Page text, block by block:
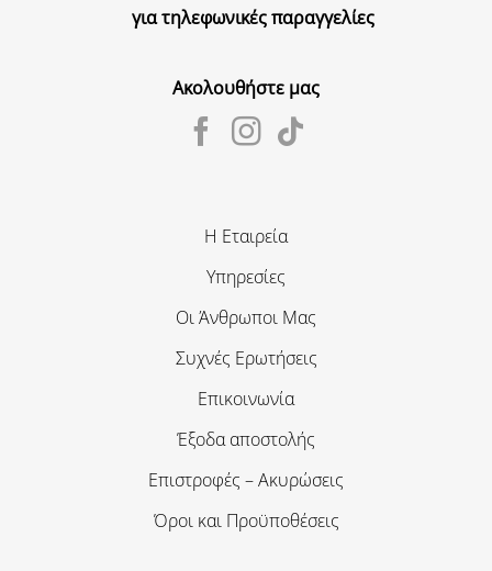
για τηλεφωνικές παραγγελίες
Ακολουθήστε μας
Η Εταιρεία
Υπηρεσίες
Οι Άνθρωποι Μας
Συχνές Ερωτήσεις
Επικοινωνία
Έξοδα αποστολής
Επιστροφές – Ακυρώσεις
Όροι και Προϋποθέσεις